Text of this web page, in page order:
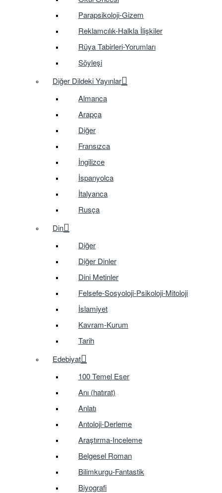
Parapsikoloji-Gizem
Reklamcılık-Halkla İlişkiler
Rüya Tabirleri-Yorumları
Söyleşi
Diğer Dildeki Yayınlar
Almanca
Arapça
Diğer
Fransızca
İngilizce
İspanyolca
İtalyanca
Rusça
Din
Diğer
Diğer Dinler
Dini Metinler
Felsefe-Sosyoloji-Psikoloji-Mitoloji
İslamiyet
Kavram-Kurum
Tarih
Edebiyat
100 Temel Eser
Anı (hatırat)
Anlatı
Antoloji-Derleme
Araştırma-Inceleme
Belgesel Roman
Bilimkurgu-Fantastik
Biyografi